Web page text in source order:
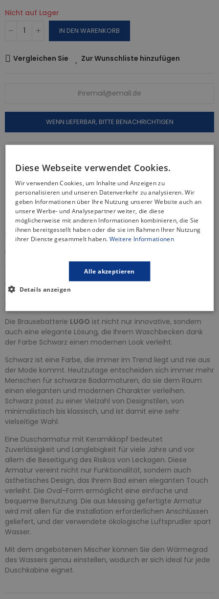
Nicht auf Lager
IN DEN WARENKORB
Vergleichen Sie Zur Wunschliste hinzufügen
WENN LIEFERBAR, BITTE BENACHRICHTIGEN
Sicherheitsrichtlinie
30 Tage Rückgaberecht
Informationen zur Produktsicherheit
BESCHREIBUNG
Ausstattungselement für die Duschkabine, das je nach
Abstimmung mit der Einrichtung die tägliche Pflege
revolutionieren und die Optik beeinflussen kann. Unser
Angebot an Mischern garantiert Funktionalität auf höchstem
Die Brausebatterie LUGO ist nicht nur innovative, sondern
auch eine elegante Lösung, die Ihrem Waschbecken dank
der Farbe Schwarz einen modernen Look verleiht.
Schwarz ist eine Farbe, die immer im Trend liegt und nie aus
der Mode kommt. Heutzutage entscheiden sich immer mehr
Menschen für schwarze Badarmaturen, da sie dem Raum
einen eleganten und modernen Charakter verleihen.
Schwarz passt zu einer Vielzahl von Designstilen, von
minimalistisch bis klassisch, und ist damit eine sehr
vielseitige Wahl.
Eine Duscharmatur mit Keramikkopf bedeutet
Zuverlässigkeit und Langlebigkeit für viele Jahre und vor
allem die Beseitigung des Risikos von Leckagen. Diese
Armatur vereint nicht nur Funktionalität, sondern auch
ästhetisches Design, das Ihrem Bad einen eleganten Touch
verleiht. Die Oval-Form ermöglicht eine einfache und
bequeme Benutzung. Die aus Messing gefertigte Armatur
wird mit allen für die Installation erforderlichen Anschlüssen
geliefert, und der verwendete ökologische Luftsprudler spart
Wasser.
Mit dem angebotenen Mischer können Sie den Wärmegrad
des Wassers genau einstellen, wodurch er sich ideal für jede
Duschkabine eignet.
Diese Webseite verwendet Cookies.
Wir verwenden Cookies, um Inhalte und Anzeigen zu
personalisieren und unseren Datenverkehr zu analysieren. Wir
geben Informationen über Ihre Nutzung unserer Website auch an
unsere Werbe- und Analysepartner weiter, die diese
möglicherweise mit anderen Informationen kombinieren, die Sie
ihnen bereitgestellt haben oder die sie im Rahmen Ihrer Nutzung
ihrer Dienste gesammelt haben. Weitere Informationen
Alle akzeptieren
Details anzeigen